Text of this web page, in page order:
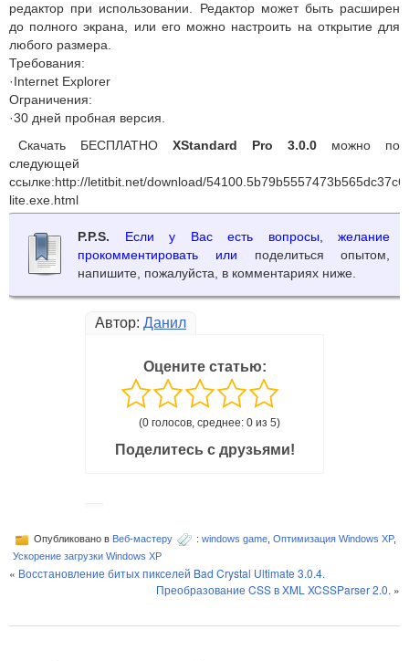
редактор при использовании. Редактор может быть расширен
до полного экрана, или его можно настроить на открытие для
любого размера.
Требования:
·Internet Explorer
Ограничения:
·30 дней пробная версия.
Скачать БЕСПЛАТНО XStandard Pro 3.0.0 можно по
следующей
ссылке:http://letitbit.net/download/
lite.exe.html
P.P.S.
Если у Вас есть вопросы, желание
прокомментировать или поделиться опытом,
напишите, пожалуйста, в комментариях ниже.
Автор: Данил
Оцените статью:
(0 голосов, среднее: 0 из 5)
Поделитесь с друзьями!
Опубликовано в Веб-мастеру : windows game Оптимизация Windows XP,
Ускорение загрузки Windows XP
« Восстановление битых пикселей Bad Crystal Ultimate 3.0.4.
Преобразование CSS в XML XCSSParser 2.0. »